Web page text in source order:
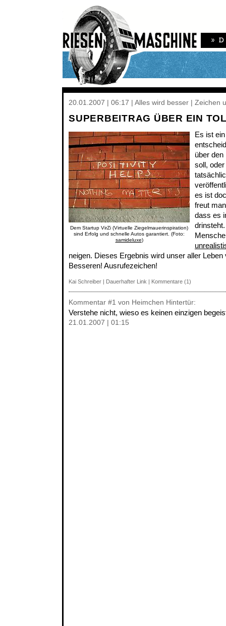
20.01.2007 | 06:17 | Alles wird besser | Zeichen
SUPERBEITRAG ÜBER EIN
Dem Startup VirZi (Virtuelle Ziegelmauerinspiration)
sind Erfolg und schnelle Autos garantiert. (Foto:
samideluxe)
Es ist
über den
soll,
es ist
freut
dass es
neigen. Dieses Ergebnis wird unser aller Leben
Besseren! Ausrufezeichen!
Kai Schreiber | Dauerhafter Link | Kommentare (1)
Kommentar #1 von Heimchen Hintertür:
Verstehe nicht, wieso es keinen einzigen
21.01.2007 | 01:15